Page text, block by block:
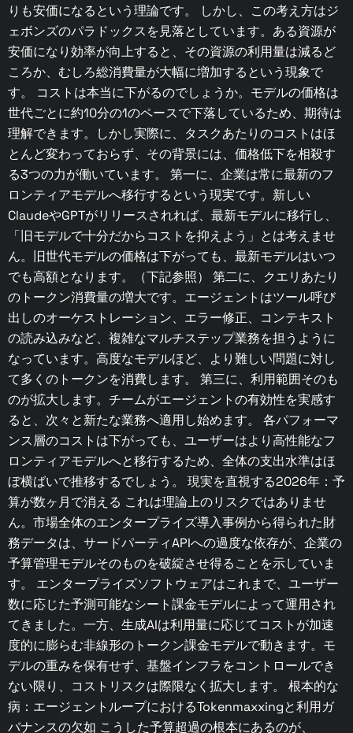
りも安価になるという理論です。 しかし、この考え方はジ
ェボンズのパラドックスを見落としています。ある資源が
安価になり効率が向上すると、その資源の利用量は減るど
ころか、むしろ総消費量が大幅に増加するという現象で
す。 コストは本当に下がるのでしょうか。モデルの価格は
世代ごとに約10分の1のペースで下落しているため、期待は
理解できます。しかし実際に、タスクあたりのコストはほ
とんど変わっておらず、その背景には、価格低下を相殺す
る3つの力が働いています。 第一に、企業は常に最新のフ
ロンティアモデルへ移行するという現実です。新しい
ClaudeやGPTがリリースされれば、最新モデルに移行し、
「旧モデルで十分だからコストを抑えよう」とは考えませ
ん。旧世代モデルの価格は下がっても、最新モデルはいつ
でも高額となります。（下記参照） 第二に、クエリあたり
のトークン消費量の増大です。エージェントはツール呼び
出しのオーケストレーション、エラー修正、コンテキスト
の読み込みなど、複雑なマルチステップ業務を担うように
なっています。高度なモデルほど、より難しい問題に対し
て多くのトークンを消費します。 第三に、利用範囲そのも
のが拡大します。チームがエージェントの有効性を実感す
ると、次々と新たな業務へ適用し始めます。 各パフォーマ
ンス層のコストは下がっても、ユーザーはより高性能なフ
ロンティアモデルへと移行するため、全体の支出水準はほ
ぼ横ばいで推移するでしょう。 現実を直視する2026年：予
算が数ヶ月で消える これは理論上のリスクではありませ
ん。市場全体のエンタープライズ導入事例から得られた財
務データは、サードパーティAPIへの過度な依存が、企業の
予算管理モデルそのものを破綻させ得ることを示していま
す。 エンタープライズソフトウェアはこれまで、ユーザー
数に応じた予測可能なシート課金モデルによって運用され
てきました。一方、生成AIは利用量に応じてコストが加速
度的に膨らむ非線形のトークン課金モデルで動きます。モ
デルの重みを保有せず、基盤インフラをコントロールでき
ない限り、コストリスクは際限なく拡大します。 根本的な
病：エージェントループにおけるTokenmaxxingと利用ガ
バナンスの欠如 こうした予算超過の根本にあるのが、